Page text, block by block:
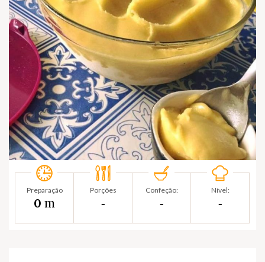
Preparação
0 m
Porções
‐
Confeção:
‐
Nível:
‐